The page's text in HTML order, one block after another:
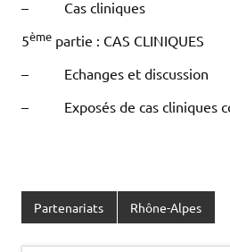
– Cas cliniques
5ème partie : CAS CLINIQUES
– Echanges et discussion
– Exposés de cas cliniques
Partenariats Rhône-Alpes